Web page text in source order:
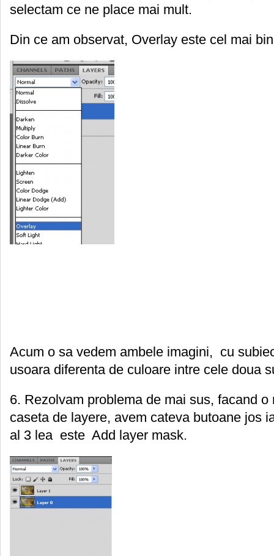
selectam ce ne place mai mult.
Din ce am observat, Overlay este cel mai
Acum o sa vedem ambele imagini, cu
usoara diferenta de culoare intre cele doua
6. Rezolvam problema de mai sus, facand
caseta de layere, avem cateva butoane jos
al 3 lea este Add layer mask.